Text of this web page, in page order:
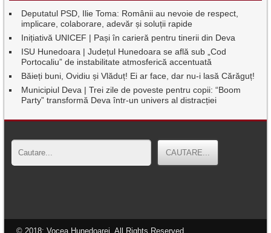
Deputatul PSD, Ilie Toma: Românii au nevoie de respect,
implicare, colaborare, adevăr și soluții rapide
Inițiativă UNICEF | Pași în carieră pentru tinerii din Deva
ISU Hunedoara | Județul Hunedoara se află sub „Cod
Portocaliu” de instabilitate atmosferică accentuată
Băieți buni, Ovidiu și Vlăduț! Ei ar face, dar nu-i lasă Cărăguț!
Municipiul Deva | Trei zile de poveste pentru copii: “Boom
Party” transformă Deva într-un univers al distracției
© 2018: Vocea Hunedoarei, All Rights Reserved